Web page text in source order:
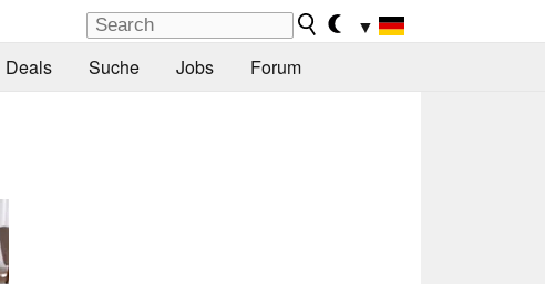
▼
Deals Suche Jobs Forum